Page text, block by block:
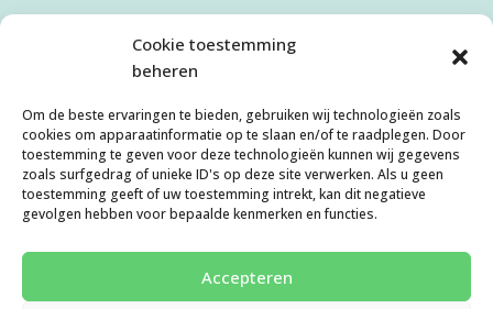
Cookie toestemming
beheren
Om de beste ervaringen te bieden, gebruiken wij technologieën zoals
cookies om apparaatinformatie op te slaan en/of te raadplegen. Door
toestemming te geven voor deze technologieën kunnen wij gegevens
zoals surfgedrag of unieke ID's op deze site verwerken. Als u geen
toestemming geeft of uw toestemming intrekt, kan dit negatieve
gevolgen hebben voor bepaalde kenmerken en functies.
Accepteren
Algemene Voorwaarden
Disclaimer
Privacyverklaring
Cookies
Klachtenafhandeling
Cookiebeleid (EU)